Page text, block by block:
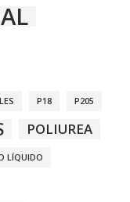
P18 P205
POLIUREA
LÍQUIDO